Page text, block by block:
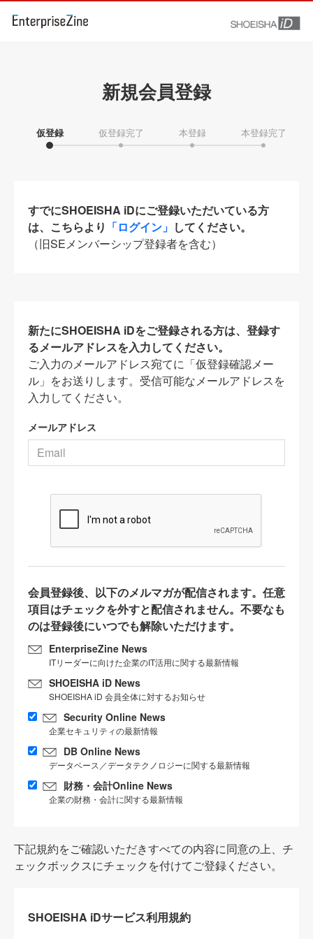
新規会員登録
仮登録 仮登録完了 本登録 本登録完了
すでにSHOEISHA iDにご登録いただいている方
は、こちらより 「ログイン」 してください。
（旧SEメンバーシップ登録者を含む）
新たにSHOEISHA iDをご登録される方は、登録す
るメールアドレスを入力してください。
ご入力のメールアドレス宛てに「仮登録確認メー
ル」をお送りします。受信可能なメールアドレスを
入力してください。
メールアドレス
会員登録後、以下のメルマガが配信されます。任意
項目はチェックを外すと配信されません。不要なも
のは登録後にいつでも解除いただけます。
EnterpriseZine News
ITリーダーに向けた企業のIT活用に関する最新情報
SHOEISHA iD News
SHOEISHA iD 会員全体に対するお知らせ
Security Online News
企業セキュリティの最新情報
DB Online News
データベース／データテクノロジーに関する最新情報
財務・会計Online News
企業の財務・会計に関する最新情報
下記規約をご確認いただきすべての内容に同意の上、チ
ェックボックスにチェックを付けてご登録ください。
SHOEISHA iDサービス利用規約